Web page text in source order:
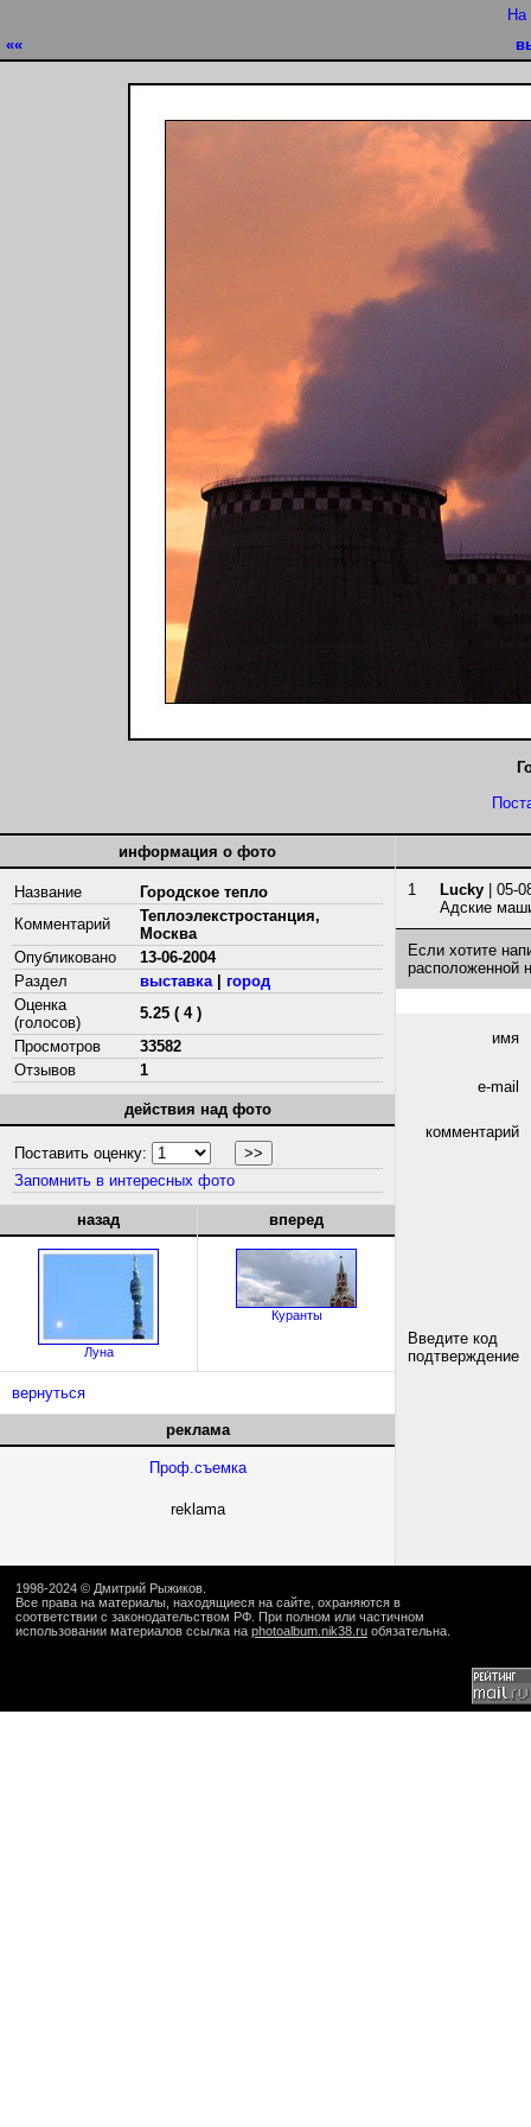
На
««
информация о фото
Название
Городское тепло
Комментарий
Теплоэлекстростанция,
Москва
Опубликовано
13-06-2004
Раздел
выставка| город
Оценка
(голосов)
5.25 ( 4 )
Просмотров
33582
Отзывов
1
действия над фото
Поставить оценку:
Запомнить в интересных фото
назад
Луна
вперед
Куранты
вернуться
реклама
Проф.съемка
reklama
1 Lucky | 05-
Адские
Если хотите
расположенной
имя
e-mail
комментарий
Введите код
подтверждение
1998-2024 © Дмитрий Рыжиков
Все права на материалы, находящиеся на сайте, охраняются в
соответствии с законодательством РФ. При полном или частичном
использовании материалов ссылка на photoalbum.nik38.ru обязательна.